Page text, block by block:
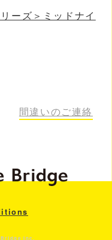
ーズ＞ミッドナイ
間違いのご連絡
Bridge Inc.